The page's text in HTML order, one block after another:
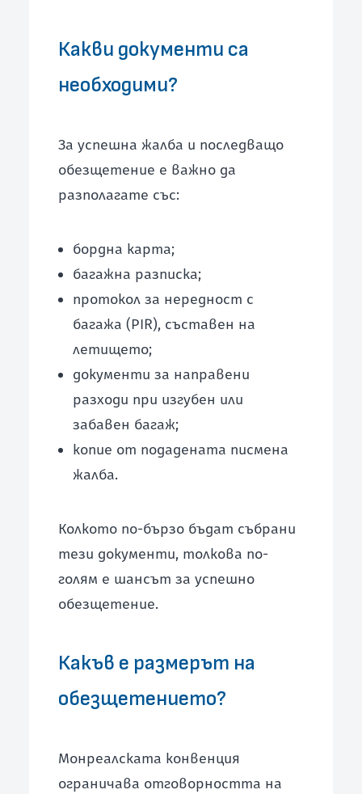
Какви документи са
необходими?
За успешна жалба и последващо
обезщетение е важно да
разполагате със:
бордна карта;
багажна разписка;
протокол за нередност с
багажа (PIR), съставен на
летището;
документи за направени
разходи при изгубен или
забавен багаж;
копие от подадената писмена
жалба.
Колкото по-бързо бъдат събрани
тези документи, толкова по-
голям е шансът за успешно
обезщетение.
Какъв е размерът на
обезщетението?
Монреалската конвенция
ограничава отговорността на